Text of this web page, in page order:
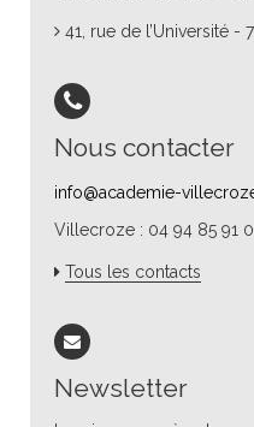
41, rue de l’Université -
Nous contacter
info@academie-
Villecroze : 04 94 85 91
Tous les contacts
Newsletter